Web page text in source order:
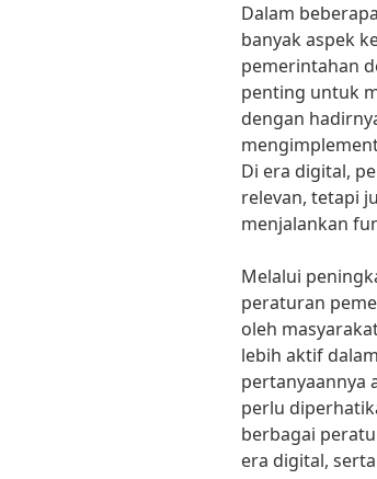
Dalam
banyak aspek
pemerintahan
penting untuk
dengan
Di era digital,
relevan, tetapi
menjalankan
Melalui
peraturan
oleh
lebih aktif
pertanyaannya
perlu
berbagai
era digital,